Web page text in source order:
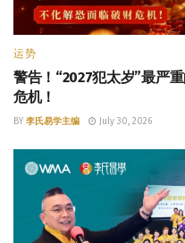
运势
警告！“2027犯太岁”最严
危机！
BY 李氏易学主编 July 30, 2026